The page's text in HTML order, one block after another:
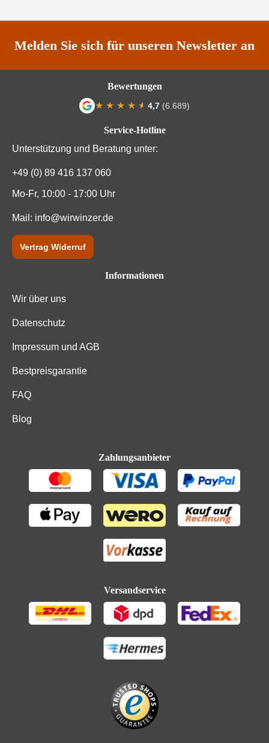
Säuregehalt in g/L
Traubenfarbe Weiß
Melden Sie sich für unseren Newsletter an
Service-Hotline
Unterstützung und Beratung unter:
+49 (0) 89 416 137 060
Mo-Fr, 10:00 - 17:00 Uhr
Mail: info@wirwinzer.de
Vertrag Widerruf
Informationen
Wir über uns
Datenschutz
Impressum und AGB
Bestpreisgarantie
FAQ
Blog
Zahlungsanbieter
Versandservice
Bewertungen
★ ★ ★ ★ ★
★ 4,7 (6.689)